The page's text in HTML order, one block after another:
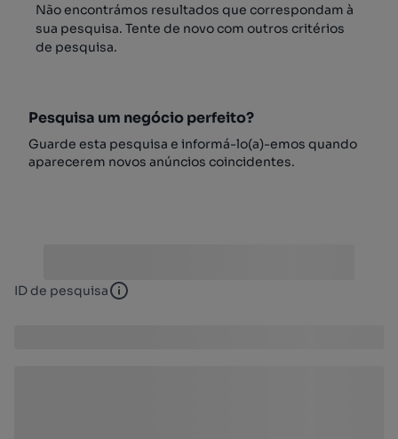
Não encontrámos resultados que correspondam à
sua pesquisa. Tente de novo com outros critérios
de pesquisa.
Pesquisa um negócio perfeito?
Guarde esta pesquisa e informá-lo(a)-emos quando
aparecerem novos anúncios coincidentes.
ID de pesquisa ID de pesquisa